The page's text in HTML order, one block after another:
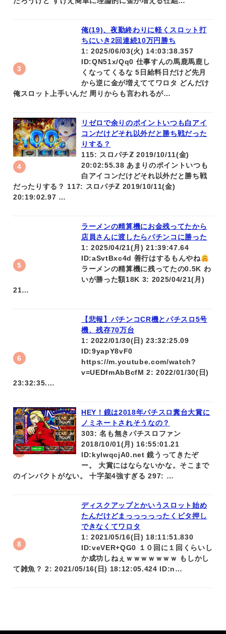
俺(19)、夜勤終わりに軽くスロット打
ちにいき2回連続10万円勝ち
1: 2025/06/03(火) 14:03:38.357
ID:QN51x/Qq0 仕事すんの馬鹿馬鹿し
くなってくるな 5日給料日だけど先月
から逆に金が増えててワロタ どんだけ
俺スロット上手いんだ 周りからも言われるが…
リゼロで余りのポイントいつも白アイ
コンだけどそれ以外だと勝ち戦だった
りする？
115: スロパチℤ 2019/10/11(金)
20:02:55.38 あまりのポイントいつも
白アイコンだけどそれ以外だと勝ち戦
だったりする？ 117: スロパチℤ 2019/10/11(金)
20:19:02.97 …
ラーメンの精算機にお金残ってたから
店員さんに渡したらパチンコに勝った
1: 2025/04/21(月) 21:39:47.64
ID:aSvtBxc4d 善行はするもんやね
ラーメンの精算機に残ってたの0.5K わ
いが勝った額18K 3: 2025/04/21(月)
21…
【悲報】パチンコCR機とパチスロ5号
機、残存70万台
1: 2022/01/30(日) 23:32:25.09
ID:9yapY8vF0
https://m.youtube.com/watch?
v=UEDfmAbBcfM 2: 2022/01/30(日)
23:32:35.…
HEY！鏡は2018年パチスロ糞台大賞に
ノミネートされそうなの？
303: 名も無きパチスロファン
2018/10/01(月) 16:55:01.21
ID:kylwqcjA0.net 鏡うってきたぞ
ー。 大賞にはならないかな。そこまで
のインパクトがない。 十字架4強すぎる 297: …
ディスクアップとかいうスロット始め
たんだけどまっっっっったくビタ押し
できなくてワロタ
1: 2021/05/16(日) 18:11:51.830
ID:veVER+QG0 １０回に１回くらいし
か成功しねぇｗｗｗｗｗｗｗ もしかし
て雑魚？ 2: 2021/05/16(日) 18:12:05.424 ID:n…